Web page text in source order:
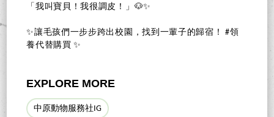
「我叫寶貝！我很調皮！」🐶✨
✨讓毛孩們一步步跨出校園，找到一輩子的歸宿！ #領
養代替購買 ✨
EXPLORE MORE
中原動物服務社IG